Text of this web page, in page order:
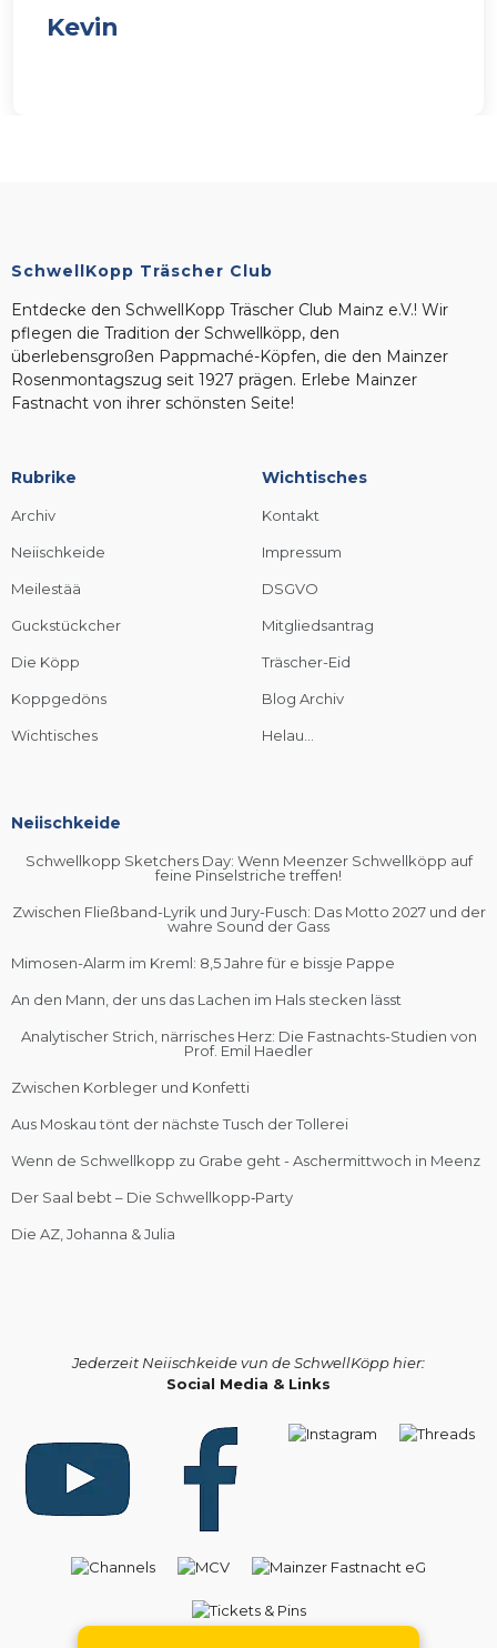
Kevin
SchwellKopp Träscher Club
Entdecke den SchwellKopp Träscher Club Mainz e.V.! Wir
pflegen die Tradition der Schwellköpp, den
überlebensgroßen Pappmaché-Köpfen, die den Mainzer
Rosenmontagszug seit 1927 prägen. Erlebe Mainzer
Fastnacht von ihrer schönsten Seite!
Rubrike
Archiv
Neiischkeide
Meilestää
Guckstückcher
Die Köpp
Koppgedöns
Wichtisches
Wichtisches
Kontakt
Impressum
DSGVO
Mitgliedsantrag
Träscher-Eid
Blog Archiv
Helau...
Neiischkeide
Schwellkopp Sketchers Day: Wenn Meenzer Schwellköpp auf
feine Pinselstriche treffen!
Zwischen Fließband-Lyrik und Jury-Fusch: Das Motto 2027 und der
wahre Sound der Gass
Mimosen-Alarm im Kreml: 8,5 Jahre für e bissje Pappe
An den Mann, der uns das Lachen im Hals stecken lässt
Analytischer Strich, närrisches Herz: Die Fastnachts-Studien von
Prof. Emil Haedler
Zwischen Korbleger und Konfetti
Aus Moskau tönt der nächste Tusch der Tollerei
Wenn de Schwellkopp zu Grabe geht - Aschermittwoch in Meenz
Der Saal bebt – Die Schwellkopp‑Party
Die AZ, Johanna & Julia
Jederzeit Neiischkeide vun de SchwellKöpp hier:
Social Media & Links
Kontakt Mitgliedsantrag